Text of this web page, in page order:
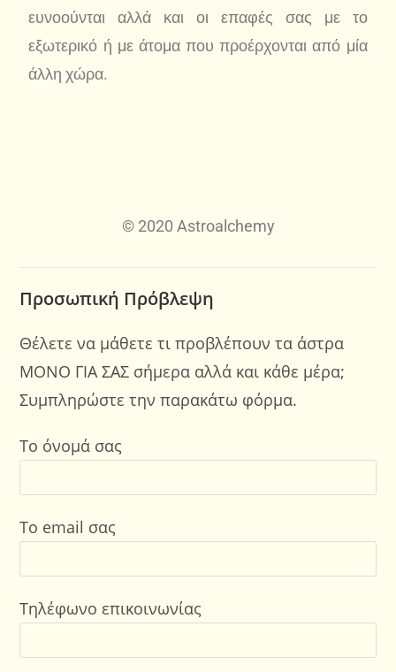
ευνοούνται αλλά και οι επαφές σας με το
εξωτερικό ή με άτομα που προέρχονται από μία
άλλη χώρα.
© 2020 Astroalchemy
Προσωπική Πρόβλεψη
Θέλετε να μάθετε τι προβλέπουν τα άστρα
ΜΟΝΟ ΓΙΑ ΣΑΣ σήμερα αλλά και κάθε μέρα;
Συμπληρώστε την παρακάτω φόρμα.
Το όνομά σας
Το email σας
Τηλέφωνο επικοινωνίας